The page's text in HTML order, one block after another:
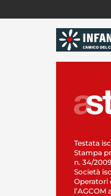
Testata
Stampa
n. 34/2009
Società
Operatori
l’AGCOM